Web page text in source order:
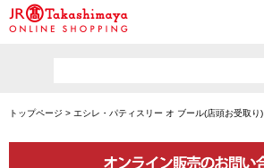
トップページ > エシレ・パティスリー オ ブール(店頭お受取り)